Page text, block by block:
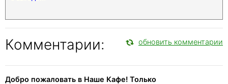
Комментарии: обновить комментарии
Добро пожаловать в Наше Кафе! Только